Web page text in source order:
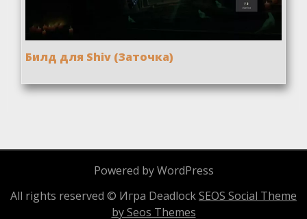
Билд для Shiv (Заточка)
Powered by WordPress
All rights reserved © Игра DeadlockSEOS Social Theme
by Seos Themes